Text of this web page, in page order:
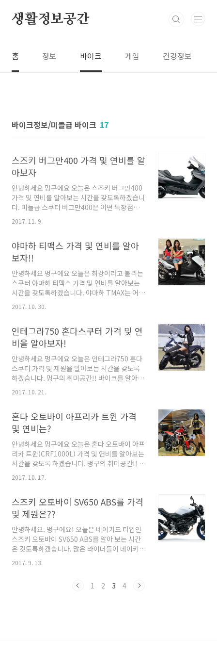
생활정보공간
홈 정보 바이크 게임 건강정보
바이크정보/미들급 바이크 17
스즈키 버그만400 가격 및 연비를 알
아보자
안녕하세요 멍구에요 오늘은 스즈키 버그만400
가격 및 연비를 알아보는 시간을 갖도록하겠습니
다. 미들급 스쿠터 버그만400은 어떤 특장점과
연비를 가지고 있을까요? 멍구의 취미공간!! 바
이크를 알아보자!! # 멍구가 직접 작성하고 알아
은 정보가 공유되길 바랍니다 # 스즈키 스쿠터 버
그만400 주행성과 쾌적함의 진화
BURGMAN400(버그만400)은 높은 강성을 자
랑하는 프레임의 채용과 대경타이어의 장착 엔진
파워는 고속 주행시 여유로운 주행성과 쾌적성을
선사한다고 스즈키 홈페이지에서 설명하고 있습
니다. 버그만은 일본에서 1998년 쯤 출시하여서
지금까지도 판매중이..
2017. 11. 9.
야마하 티맥스 가격 및 연비를 알아
보자!!
안녕하세요 멍구에요 오늘은 최강이라고 불리는
스쿠터 야마하 티맥스 가격 및 연비를 알아보는
시간을 갖도록하겠습니다. 야마하 TMAX는 어떤
스쿠터일까요? 멍구의 취미공간!! 바이크를 알아
보자!! # 멍구가 직접 작성하고 알아보며 작성하
유되길 바랍니다 # 야마하의 자존심 티맥스 스쿠
터는 일상생활에서 많이 이용되고 있습니다. 그
렇다면 TMAX는 출퇴근용 오토바이라고 불릴수
가 있을까요? 물로 출퇴근 길에도 운행을 해도 문
제가 없습니다만. 이 스쿠터를 출퇴근용을 쓰기
엔 너무 아깝다는생각이 먼저듭니다. 제 생각은
티맥스는 장거리 투어용으로도 라이딩을 즐겨도
많이 보았습니다. D..
2017. 10. 30.
인테그라750 혼다스쿠터 가격 및 연
비을 알아보자!
안녕하세요 멍구에요 오늘은 인테그라750 혼다
스쿠터 가격 및 제원을 알아보는 시간을 갖도록
하겠습니다. 멍구의 취미공간!! 바이크를 알아보
자!! # 멍구가 직접 작성하고 알아보며 작성하였
습니다 # # 미흡한 지식이지만 많은 정보가 공유
INTERGRA(인테그라750)는 혼다 고유의
DCT(Dual Clutch Transmission)를 적용하
여 스쿠터의 편안함과 실용성, 모터사이클의 재
미와 주행성능을 결합한 차세대 모터사이클입니
다. DCT(Dual Clutch Transmission) 란?
DCT 듀얼 클러치 트랜스미션 간략하게 설명드
리자면 MT 모드 즉 기어변속을 수동을 할수가있
2017. 10. 21.
혼다 오토바이 아프리카 트윈 가격
및 연비는?
안녕하세요 멍구에요 오늘은 혼다 오토바이 아프
리카 트윈(CRF1000L) 가격 및 연비를 알아보는
시간을 갖도록 하겠습니다. 멍구의 취미공간!! 바
이크를 알아보자!! # 멍구가 직접 작성하고 알아
보며 작성하였습니다 # # 미흡한 지식이지만 많
드벤쳐) 바이크 어드벤쳐바이크는 도로의 상태를
논하지않습니다. 길이 좋던 길이 나쁘던 그 어떠
한 노면상태에서도 좋은 라이딩 가능합니다 아프
리카 트윈은 오프로드 형태를 보여주고있습니다.
오프로드 오토바이는 포장되지 않은 도로를 주행
할 목적으로 만들어진 바이크 입니다. 혼다 오토
바이 아프리카 트윈 CRF1000L은 온/오프로드
2017. 10. 17.
스즈키 오토바이 SV650 ABS를 가격
및 제원은??
안녕하세요. 멍구에요! 오늘은 네이키드 타입인
스즈키 오토바이 SV650 ABS를 알아 보는 시간
은 갖도록하겠습니다. 많은 라이더들이 네이키드
오토바이중 단연 최고라고 엄지척을 날려주는 네
이키드의 정석 SV650 ABS는 어떤 디자인을 하
구의 취미공간!! 바이크를 알아보자!! # 멍구가
2017. 9. 13.
1 2 3 4